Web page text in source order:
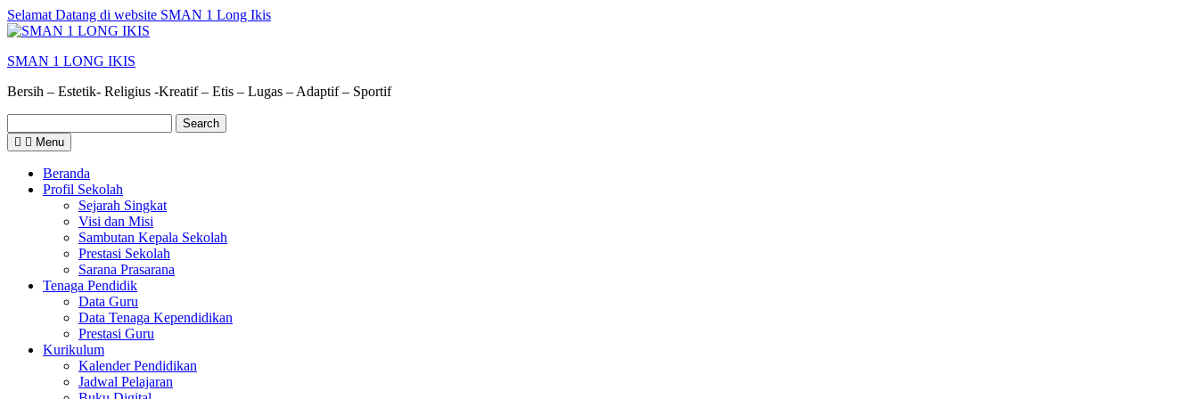
Skip
to
Selamat Datang di website SMAN 1 Long Ikis
SMAN 1 LONG IKIS
Bersih – Estetik- Religius -Kreatif – Etis – Lugas – Adaptif – Sportif
for:
Menu
Beranda
Profil Sekolah
Sejarah Singkat
Visi dan Misi
Sambutan Kepala Sekolah
Prestasi Sekolah
Sarana Prasarana
Tenaga Pendidik
Data Guru
Data Tenaga Kependidikan
Prestasi Guru
Kurikulum
Kalender Pendidikan
Jadwal Pelajaran